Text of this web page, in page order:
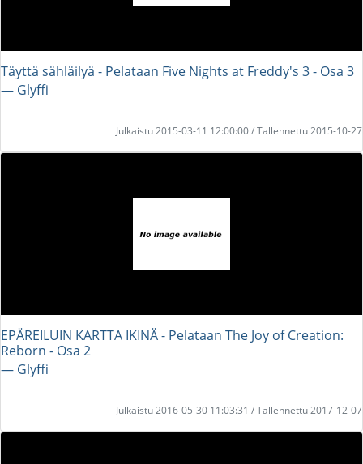
Täyttä sähläilyä - Pelataan Five Nights at Freddy's 3 - Osa 3
― Glyffi
Julkaistu 2015-03-11 12:00:00 / Tallennettu 2015-10-27
EPÄREILUIN KARTTA IKINÄ - Pelataan The Joy of Creation:
Reborn - Osa 2
― Glyffi
Julkaistu 2016-05-30 11:03:31 / Tallennettu 2017-12-07